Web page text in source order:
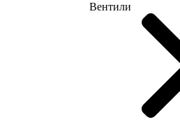
Вентили